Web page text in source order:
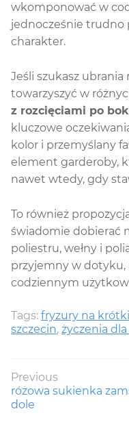
wkomponować w
jednocześnie trudno
charakter.
Jeśli szukasz ubrania
towarzyszyć w
z rozcięciami po
kluczowe
kolor i przemyślany
element garderoby,
nawet wtedy, gdy
To również
świadomie dobierać
poliestru, wełny i
przyjemny w dotyku,
codziennym
Tags: fryzury na
szczecin, życzenia
Nawigacja
wpisu
Previous
Previous
post:
różowa sukienka
dole